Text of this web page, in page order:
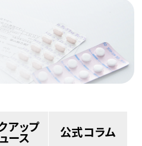
アップ
ース
公式コラム